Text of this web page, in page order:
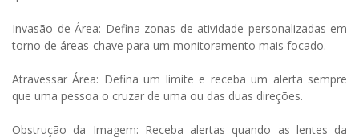
Invasão de Área: Defina zonas de atividade personalizadas em
torno de áreas-chave para um monitoramento mais focado.
Atravessar Área: Defina um limite e receba um alerta sempre
que uma pessoa o cruzar de uma ou das duas direções.
Obstrução da Imagem: Receba alertas quando as lentes da